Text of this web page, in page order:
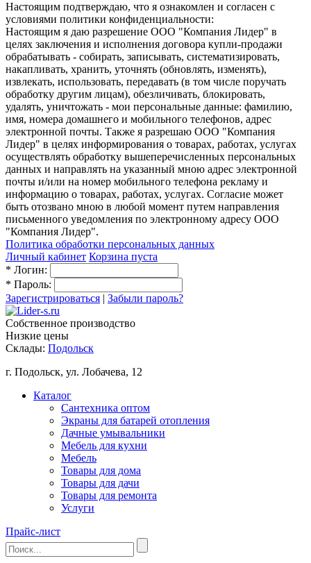
Настоящим подтверждаю, что я ознакомлен и согласен с
условиями политики конфиденциальности:
Настоящим я даю разрешение ООО "Компания Лидер" в
целях заключения и исполнения договора купли-продажи
обрабатывать - собирать, записывать, систематизировать,
накапливать, хранить, уточнять (обновлять, изменять),
извлекать, использовать, передавать (в том числе поручать
обработку другим лицам), обезличивать, блокировать,
удалять, уничтожать - мои персональные данные: фамилию,
имя, номера домашнего и мобильного телефонов, адрес
электронной почты. Также я разрешаю ООО "Компания
Лидер" в целях информирования о товарах, работах, услугах
осуществлять обработку вышеперечисленных персональных
данных и направлять на указанный мною адрес электронной
почты и/или на номер мобильного телефона рекламу и
информацию о товарах, работах, услугах. Согласие может
быть отозвано мною в любой момент путем направления
письменного уведомления по электронному адресу ООО
"Компания Лидер".
Политика обработки персональных данных
Личный кабинет Корзина пуста
* Логин:
* Пароль:
Зарегистрироваться | Забыли пароль?
Собственное производство
Низкие цены
Склады: Подольск
г. Подольск, ул. Лобачева, 12
Каталог
Сантехника оптом
Экраны для батарей отопления
Дачные умывальники
Мебель для кухни
Мебель
Товары для дома
Товары для дачи
Товары для ремонта
Услуги
Прайс-лист